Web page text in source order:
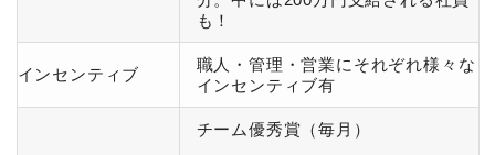
も！
インセンティブ
職人・管理・営業にそれぞれ様々な
インセンティブ有
チーム優秀賞（毎月）